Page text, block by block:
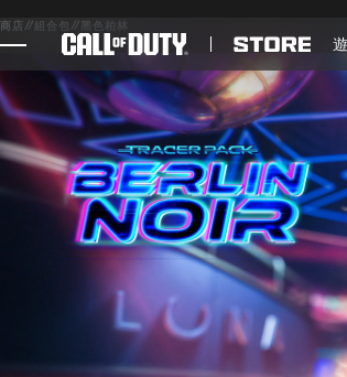
SKIP TO MAIN CONTENT
遊戲
最新消息
STORE
商店//組合包 // 黑色柏林